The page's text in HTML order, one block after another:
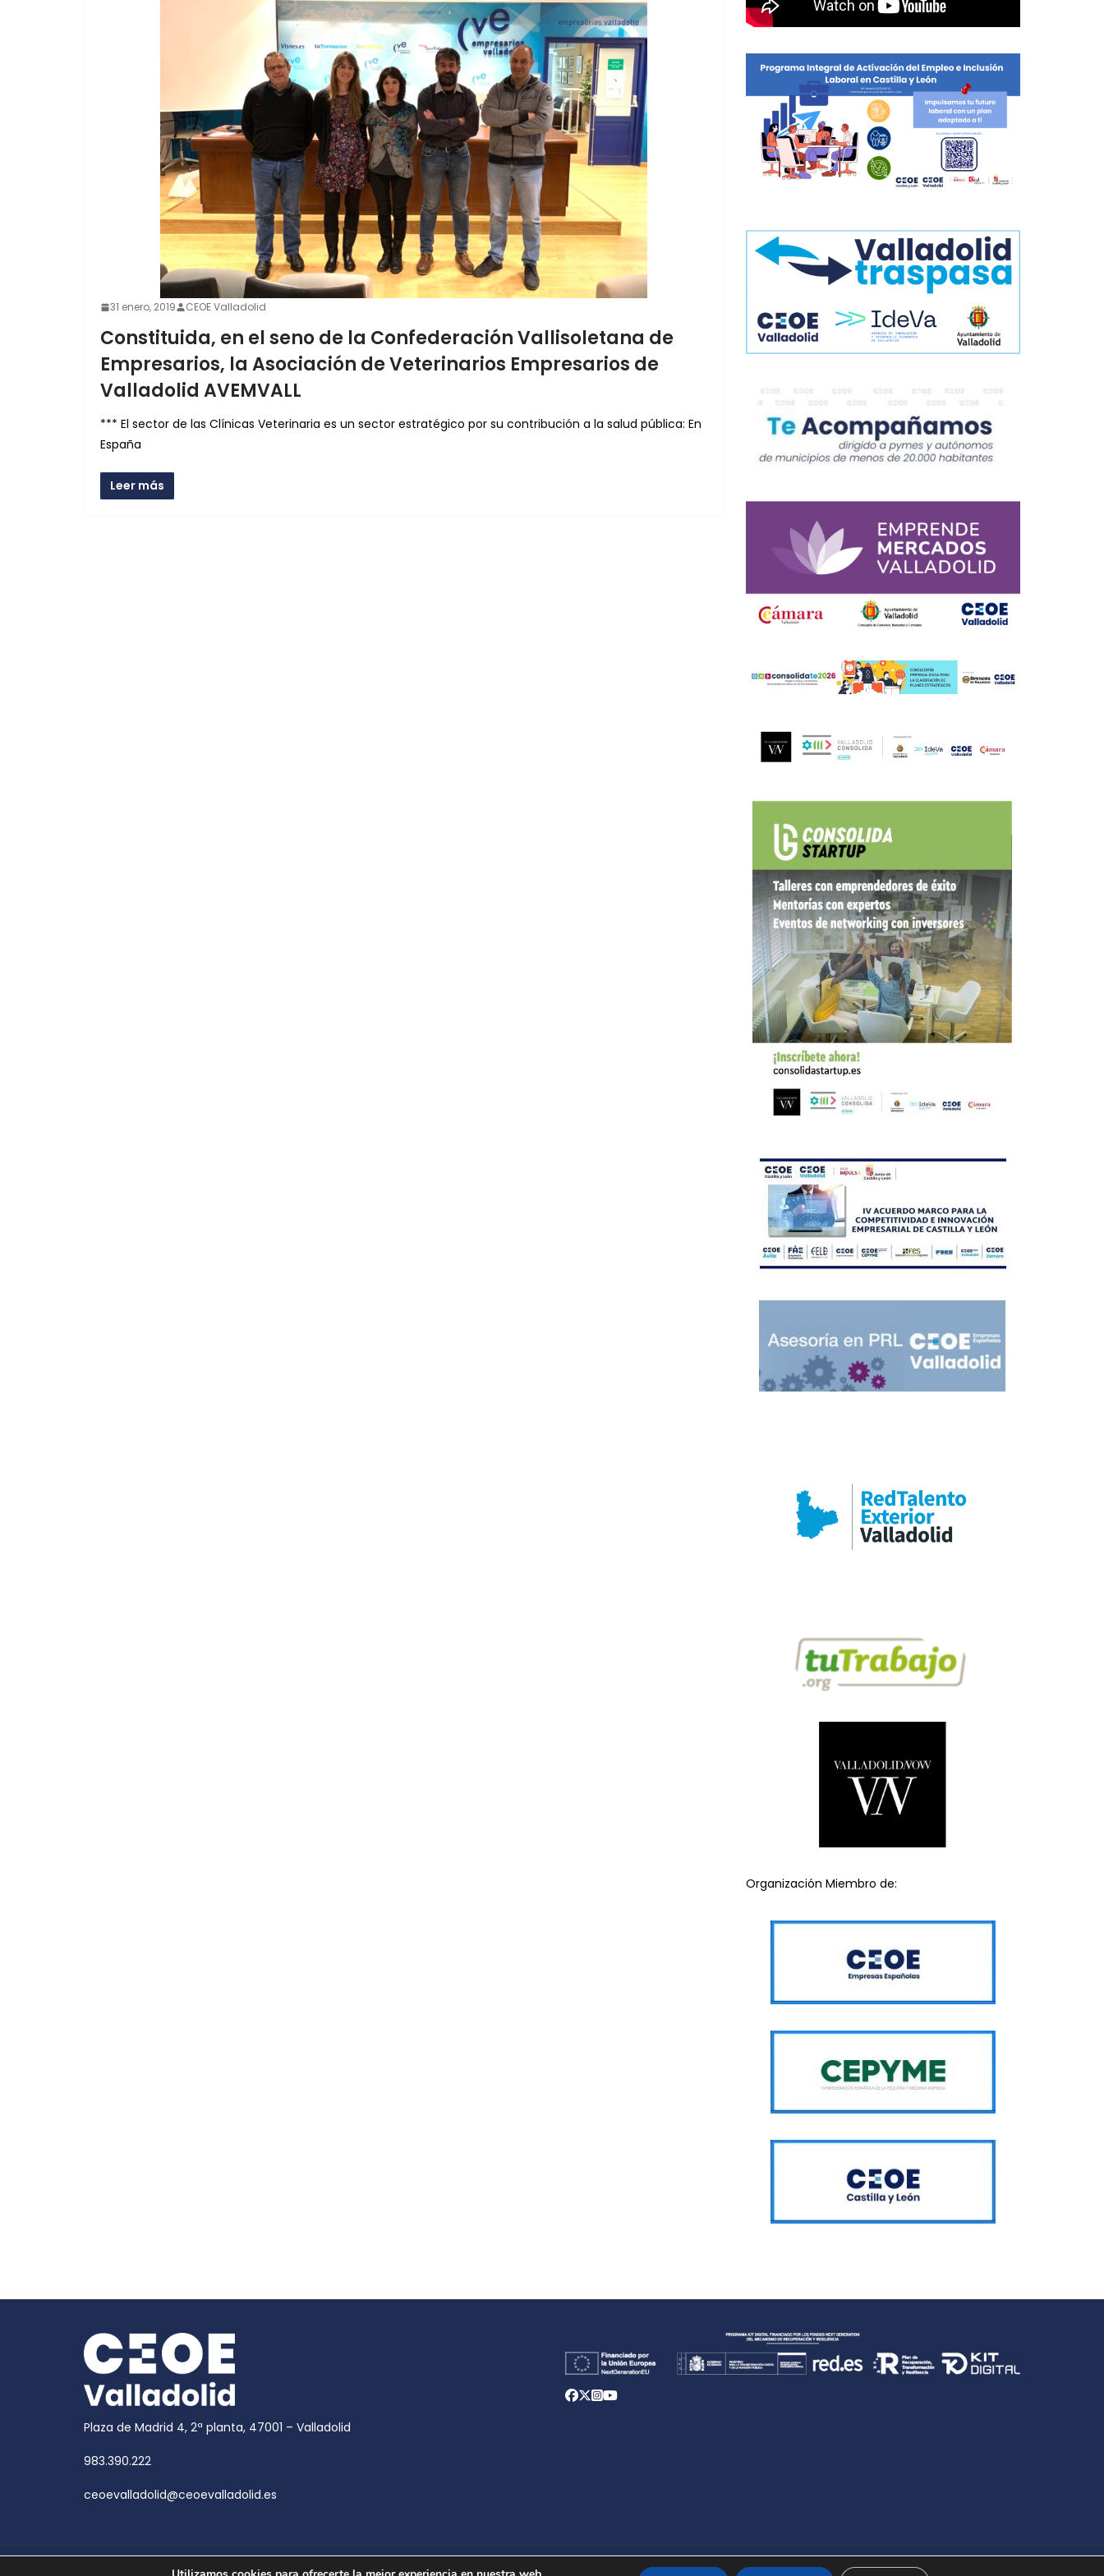
31 enero, 2019 CEOE Valladolid
Constituida, en el seno de la Confederación Vallisoletana de
Empresarios, la Asociación de Veterinarios Empresarios de
Valladolid AVEMVALL
*** El sector de las Clínicas Veterinaria es un sector estratégico por su contribución a la salud pública: En
España
Leer más
Organización Miembro de:
Plaza de Madrid 4, 2ª planta, 47001 – Valladolid
983.390.222
ceoevalladolid@ceoevalladolid.es